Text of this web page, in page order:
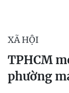
XÃ HỘI
TPHCM
phường